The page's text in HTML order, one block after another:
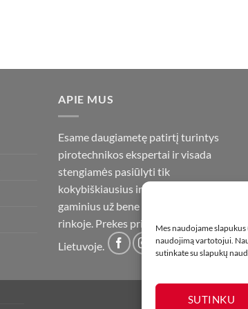
Mes naudojame
naudojimą vartotojui.
sutinkate su slapukų
SUTINKU
APIE MUS
Esame daugiametę patirtį turintys
pirotechnikos ekspertai ir visada
stengiamės pasiūlyti tik
kokybiškiausius ir geriausius
gaminius už bene mažiausią kainą
rinkoje. Prekes pristatome visoje
Lietuvoje.